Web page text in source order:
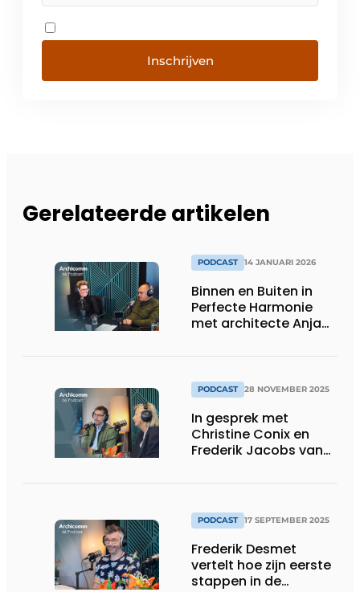
Inschrijven
Gerelateerde artikelen
PODCAST 14 JANUARI 2026
Binnen en Buiten in
Perfecte Harmonie
met architecte Anja
PODCAST 28 NOVEMBER 2025
In gesprek met
Christine Conix en
Frederik Jacobs van
PODCAST 17 SEPTEMBER 2025
Frederik Desmet
vertelt hoe zijn eerste
stappen in de